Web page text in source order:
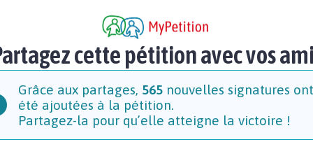
cette pétition avec vos
Grâce aux partages, 565nouvelles signatures ont
été ajoutées à la pétition.
Partagez-la pour qu’elle atteigne la victoire !